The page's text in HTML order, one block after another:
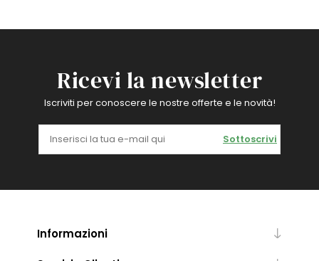
Ricevi la newsletter
Iscriviti per conoscere le nostre offerte e le novità!
Sottoscrivi
Informazioni